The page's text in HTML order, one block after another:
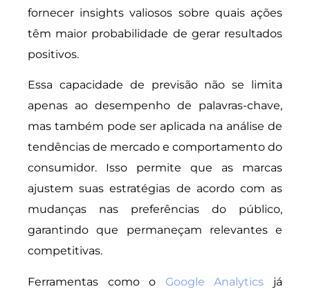
fornecer insights valiosos sobre quais ações
têm maior probabilidade de gerar resultados
positivos.
Essa capacidade de previsão não se limita
apenas ao desempenho de palavras-chave,
mas também pode ser aplicada na análise de
tendências de mercado e comportamento do
consumidor. Isso permite que as marcas
ajustem suas estratégias de acordo com as
mudanças nas preferências do público,
garantindo que permaneçam relevantes e
competitivas.
Ferramentas como o Google Analytics já